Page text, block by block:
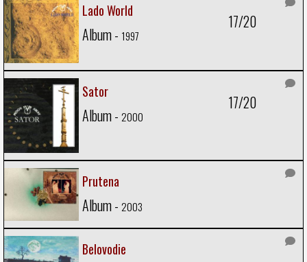
Lado World
Album - 1997
17/20
Sator
Album - 2000
17/20
Prutena
Album - 2003
Belovodie